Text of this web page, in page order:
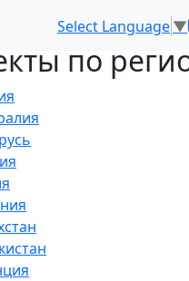
Select Language▼
по